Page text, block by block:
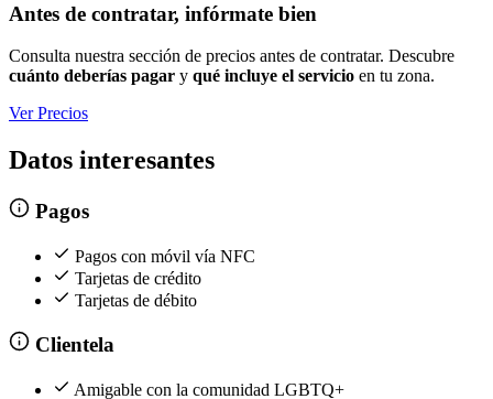
Antes de contratar, infórmate bien
Consulta nuestra sección de precios antes de contratar. Descubre
cuánto deberías pagar y qué incluye el servicio en tu zona.
Ver Precios
Datos interesantes
Pagos
Pagos con móvil vía NFC
Tarjetas de crédito
Tarjetas de débito
Clientela
Amigable con la comunidad LGBTQ+